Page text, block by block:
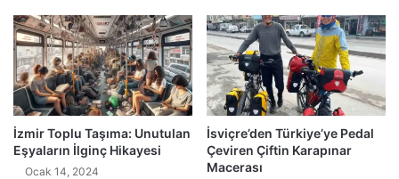
İzmir Toplu Taşıma: Unutulan
Eşyaların İlginç Hikayesi
Ocak 14, 2024
İsviçre’den Türkiye’ye Pedal
Çeviren Çiftin Karapınar
Macerası